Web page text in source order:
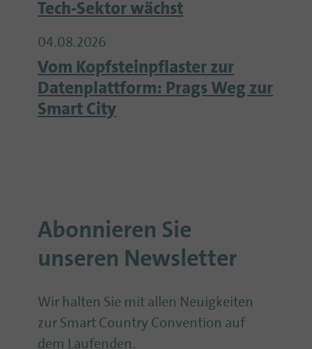
Tech-Sektor wächst
04.08.2026
Vom Kopfsteinpflaster zur
Datenplattform: Prags Weg zur
Smart City
Abonnieren Sie
unseren Newsletter
Wir halten Sie mit allen Neuigkeiten
zur Smart Country Convention auf
dem Laufenden.